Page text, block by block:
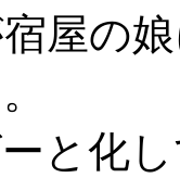
屋の
と化